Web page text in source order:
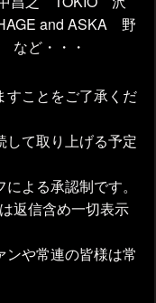
and ASKA 野
ど・・・
すことをご了承くだ
して取り上げる予定
よる承認制です。
返信含め一切表示
や常連の皆様は常